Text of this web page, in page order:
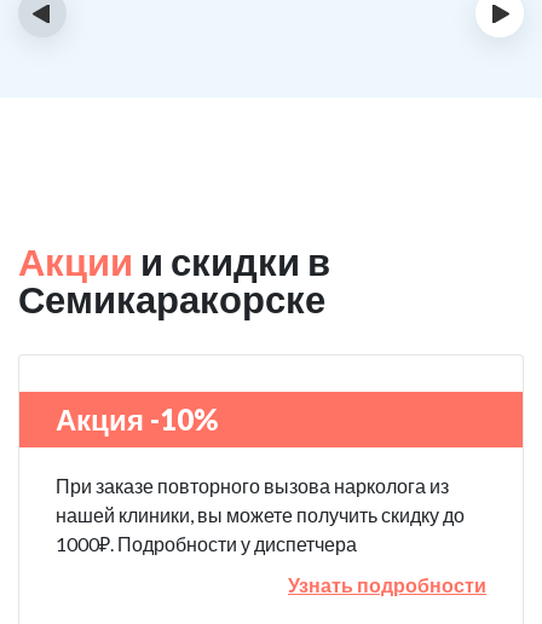
‹ ›
Акции и скидки в
Семикаракорске
Акция -10%
При заказе повторного вызова нарколога из
нашей клиники, вы можете получить скидку до
1000₽. Подробности у диспетчера
Узнать подробности